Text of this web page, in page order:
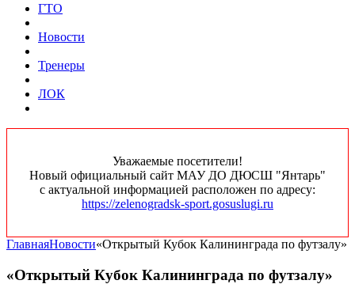
ГТО
Новости
Тренеры
ЛОК
Уважаемые посетители!
Новый официальный сайт МАУ ДО ДЮСШ "Янтарь"
с актуальной информацией расположен по адресу:
https://zelenogradsk-sport.gosuslugi.ru
ГлавнаяНовости«Открытый Кубок Калининграда по футзалу»
«Открытый Кубок Калининграда по футзалу»